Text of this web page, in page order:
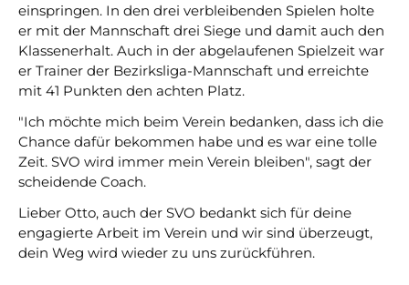
einspringen. In den drei verbleibenden Spielen holte
er mit der Mannschaft drei Siege und damit auch den
Klassenerhalt. Auch in der abgelaufenen Spielzeit war
er Trainer der Bezirksliga-Mannschaft und erreichte
mit 41 Punkten den achten Platz.
"Ich möchte mich beim Verein bedanken, dass ich die
Chance dafür bekommen habe und es war eine tolle
Zeit. SVO wird immer mein Verein bleiben", sagt der
scheidende Coach.
Lieber Otto, auch der SVO bedankt sich für deine
engagierte Arbeit im Verein und wir sind überzeugt,
dein Weg wird wieder zu uns zurückführen.